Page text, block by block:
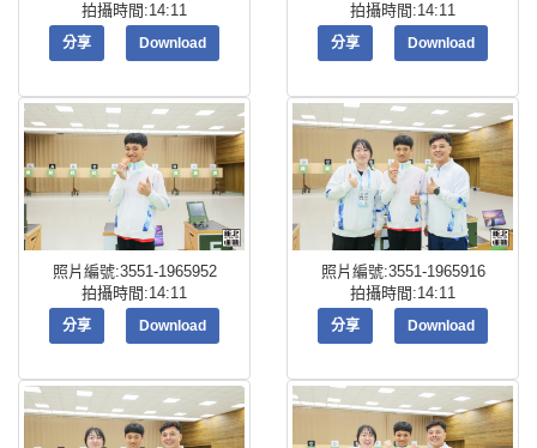
拍攝時間:14:11
分享 Download
拍攝時間:14:11
分享 Download
照片編號:3551-1965952
拍攝時間:14:11
分享 Download
照片編號:3551-1965916
拍攝時間:14:11
分享 Download